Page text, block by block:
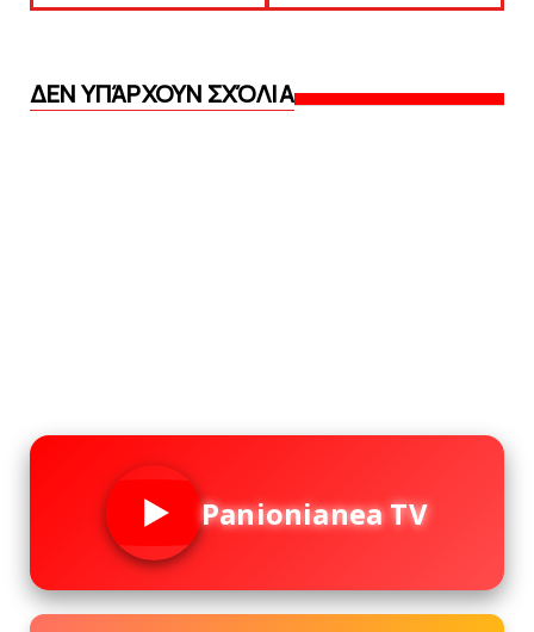
ΔΕΝ ΥΠΆΡΧΟΥΝ ΣΧΌΛΙΑ
Panionianea TV